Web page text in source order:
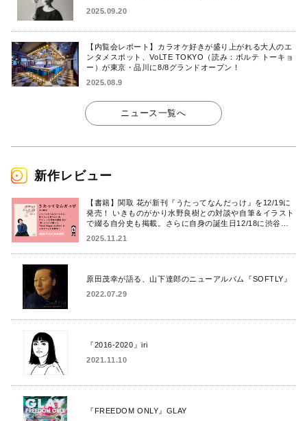
2025.09.20
【内覧会レポート】カラオケ好きが盛り上がれる大人のエ
ンタメスポット、VoLTE TOKYO（読み：ボルテ トーキョ
ー）が東京・品川に8/8グランドオープン！
2025.08.9
ニュース一覧へ
新作レビュー
【書籍】関取 花が新刊『うたってなんだっけ』を12/19に
発売！ いきものがかり水野良樹との対談や自筆＆イラスト
で綴る自分史も掲載。さらに自身の誕生日12/18に渋谷で
2025.11.21
原田茂幸が語る、山下達郎のニューアルバム『SOFTLY』
2022.07.29
『2016-2020』iri
2021.11.10
『FREEDOM ONLY』GLAY